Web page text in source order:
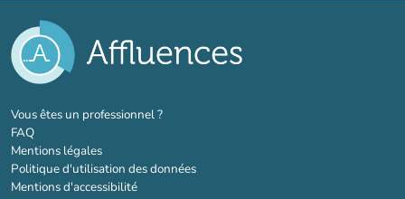
Vous êtes un professionnel ?(nouvel onglet)
FAQ
Mentions légales
Politique d'utilisation des données
Mentions d'accessibilité